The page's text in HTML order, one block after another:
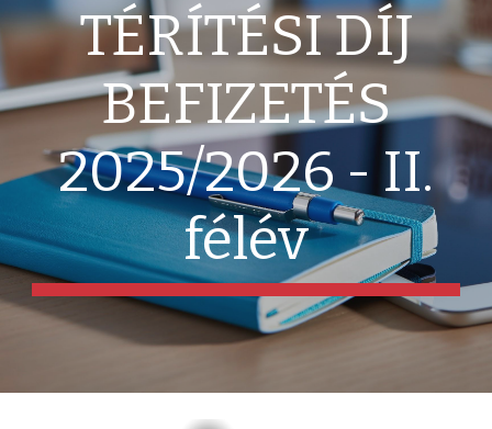
TÉRÍTÉSI DÍJ
BEFIZETÉS
2025/2026 - II.
félév